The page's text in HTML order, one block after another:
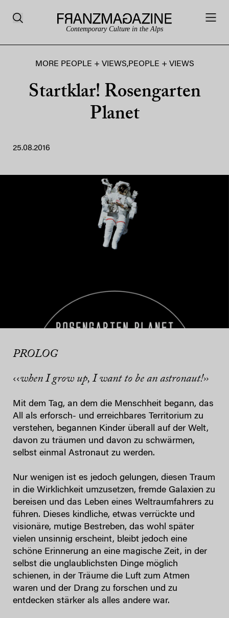
Contemporary Culture in the Alps
MORE PEOPLE + VIEWS,PEOPLE + VIEWS
Startklar! Rosengarten
Planet
25.08.2016
PROLOG
‹‹when I grow up, I want to be an astronaut!››
Mit dem Tag, an dem die Menschheit begann, das
All als erforsch- und erreichbares Territorium zu
verstehen, begannen Kinder überall auf der Welt,
davon zu träumen und davon zu schwärmen,
selbst einmal Astronaut zu werden.
Nur wenigen ist es jedoch gelungen, diesen Traum
in die Wirklichkeit umzusetzen, fremde Galaxien zu
bereisen und das Leben eines Weltraumfahrers zu
führen. Dieses kindliche, etwas verrückte und
visionäre, mutige Bestreben, das wohl später
vielen unsinnig erscheint, bleibt jedoch eine
schöne Erinnerung an eine magische Zeit, in der
selbst die unglaublichsten Dinge möglich
schienen, in der Träume die Luft zum Atmen
waren und der Drang zu forschen und zu
entdecken stärker als alles andere war.